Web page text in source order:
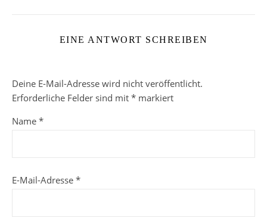
EINE ANTWORT SCHREIBEN
Deine E-Mail-Adresse wird nicht veröffentlicht.
Erforderliche Felder sind mit * markiert
Name *
E-Mail-Adresse *